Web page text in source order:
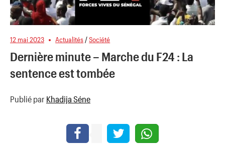
12 mai 2023 Actualités /Société
Dernière minute – Marche du F24 : La
sentence est tombée
Publié par Khadija Séne